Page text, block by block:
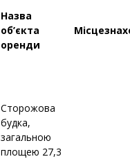
Назва
об’єкта
оренди
Сторожова
будка,
загальною
площею 27,3